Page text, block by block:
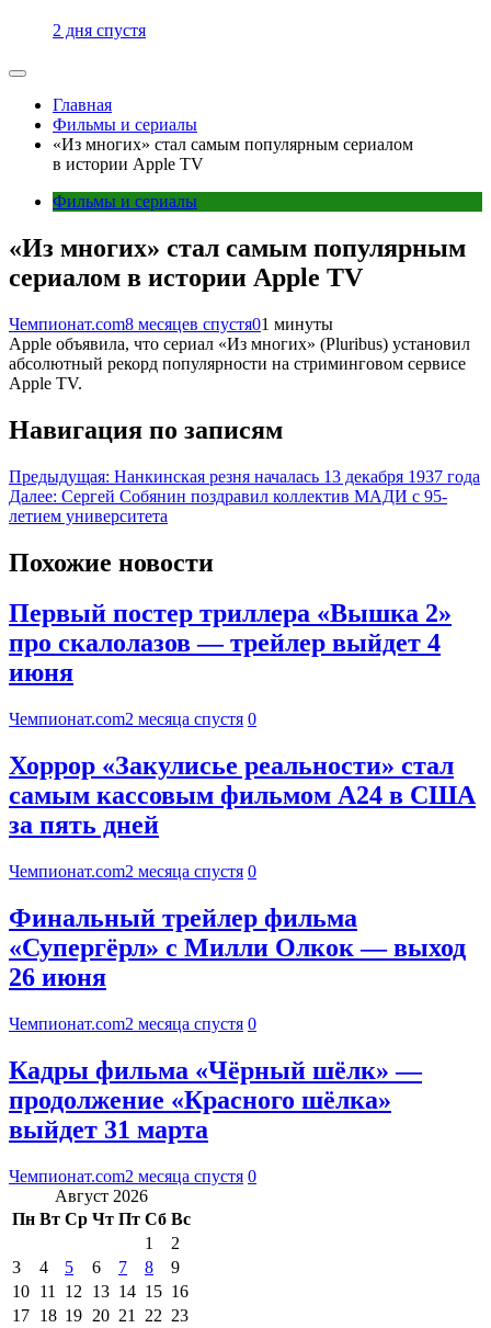
2 дня спустя
Главная
Фильмы и сериалы
«Из многих» стал самым популярным сериалом
в истории Apple TV
Фильмы и сериалы
«Из многих» стал самым популярным
сериалом в истории Apple TV
Чемпионат.com8 месяцев спустя01 минуты
Apple объявила, что сериал «Из многих» (Pluribus) установил
абсолютный рекорд популярности на стриминговом сервисе
Apple TV.
Навигация по записям
Предыдущая: Нанкинская резня началась 13 декабря 1937 года
Далее: Сергей Собянин поздравил коллектив МАДИ с 95-
летием университета
Похожие новости
Первый постер триллера «Вышка 2»
про скалолазов — трейлер выйдет 4
июня
Чемпионат.com2 месяца спустя 0
Хоррор «Закулисье реальности» стал
самым кассовым фильмом А24 в США
за пять дней
Чемпионат.com2 месяца спустя 0
Финальный трейлер фильма
«Супергёрл» с Милли Олкок — выход
26 июня
Чемпионат.com2 месяца спустя 0
Кадры фильма «Чёрный шёлк» —
продолжение «Красного шёлка»
выйдет 31 марта
Чемпионат.com2 месяца спустя 0
Август 2026
Пн Вт Ср Чт Пт Сб Вс
1
2
3
4 5 6 7 8
9
10 11 12 13 14 15 16
17 18 19 20 21 22 23